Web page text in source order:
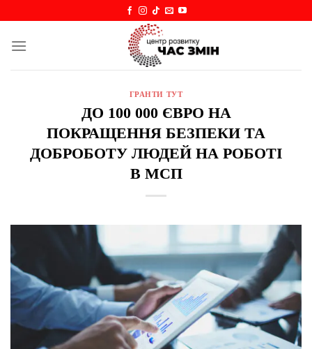
content
ГРАНТИ ТУТ
ДО 100 000 ЄВРО НА
ПОКРАЩЕННЯ БЕЗПЕКИ ТА
ДОБРОБОТУ ЛЮДЕЙ НА РОБОТІ
В МСП